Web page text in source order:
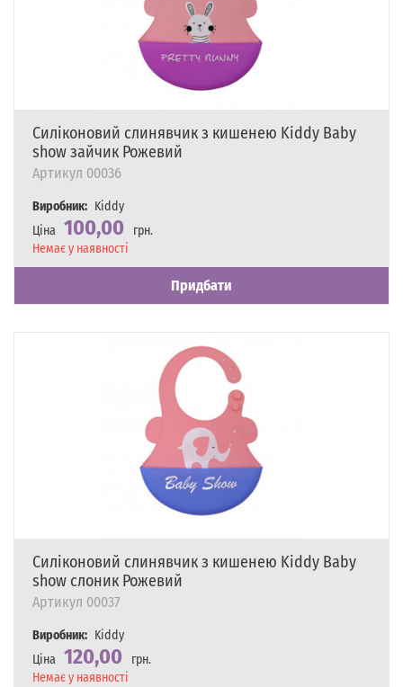
Силіконовий слинявчик з кишенею Kiddy Baby
show зайчик Рожевий
Артикул 00036
Виробник: Kiddy
Ціна 100,00
грн.
Наявність
Немає у наявності
Придбати
Силіконовий слинявчик з кишенею Kiddy Baby
show слоник Рожевий
Артикул 00037
Виробник: Kiddy
Ціна 120,00
грн.
Наявність
Немає у наявності